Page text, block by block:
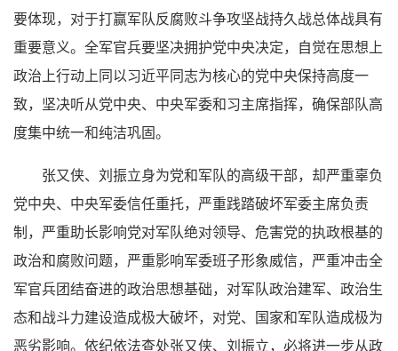
要体现，对于打赢军队反腐败斗争攻坚战持久战总体战具有
重要意义。全军官兵要坚决拥护党中央决定，自觉在思想上
政治上行动上同以习近平同志为核心的党中央保持高度一
致，坚决听从党中央、中央军委和习主席指挥，确保部队高
度集中统一和纯洁巩固。
张又侠、刘振立身为党和军队的高级干部，却严重辜负
党中央、中央军委信任重托，严重践踏破坏军委主席负责
制，严重助长影响党对军队绝对领导、危害党的执政根基的
政治和腐败问题，严重影响军委班子形象威信，严重冲击全
军官兵团结奋进的政治思想基础，对军队政治建军、政治生
态和战斗力建设造成极大破坏，对党、国家和军队造成极为
恶劣影响。依纪依法查处张又侠、刘振立，必将进一步从政